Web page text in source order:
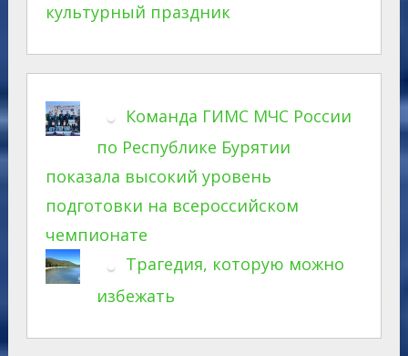
культурный праздник
Команда ГИМС МЧС России
по Республике Бурятии
показала высокий уровень
подготовки на всероссийском
чемпионате
Трагедия, которую можно
избежать